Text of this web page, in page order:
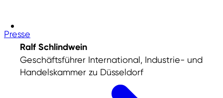
Presse
Ralf Schlindwein
Geschäftsführer International, Industrie- und
Handelskammer zu Düsseldorf